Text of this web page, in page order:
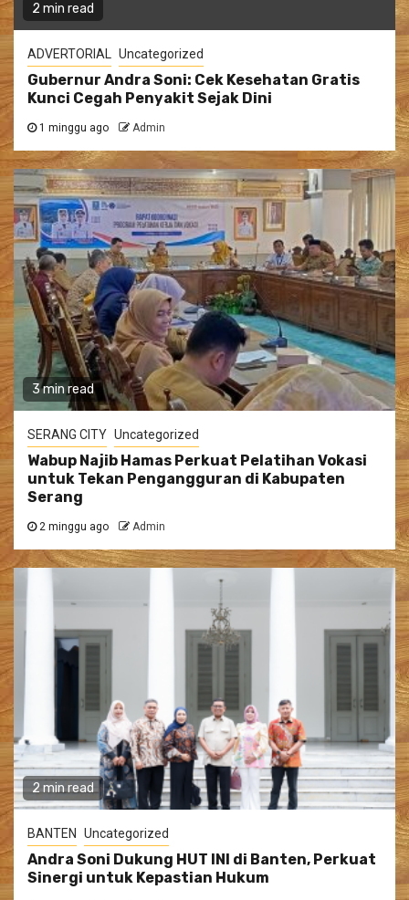
2 min read
ADVERTORIAL Uncategorized
Gubernur Andra Soni: Cek Kesehatan Gratis
Kunci Cegah Penyakit Sejak Dini
1 minggu ago Admin
3 min read
SERANG CITY Uncategorized
Wabup Najib Hamas Perkuat Pelatihan Vokasi
untuk Tekan Pengangguran di Kabupaten
Serang
2 minggu ago Admin
2 min read
BANTEN Uncategorized
Andra Soni Dukung HUT INI di Banten, Perkuat
Sinergi untuk Kepastian Hukum